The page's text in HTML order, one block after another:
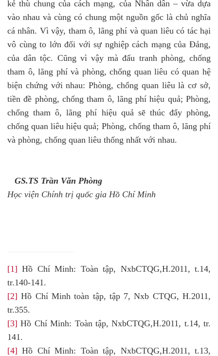
kẻ thù chung của cách mạng, của Nhân dân – vừa dựa
vào nhau và cùng có chung một nguồn gốc là chủ nghĩa
cá nhân. Vì vậy, tham ô, lãng phí và quan liêu có tác hại
vô cùng to lớn đối với sự nghiệp cách mạng của Đảng,
của dân tộc. Cũng vì vậy mà đấu tranh phòng, chống
tham ô, lãng phí và phòng, chống quan liêu có quan hệ
biện chứng với nhau: Phòng, chống quan liêu là cơ sở,
tiền đề phòng, chống tham ô, lãng phí hiệu quả; Phòng,
chống tham ô, lãng phí hiệu quả sẽ thúc đẩy phòng,
chống quan liêu hiệu quả; Phòng, chống tham ô, lãng phí
và phòng, chống quan liêu thống nhất với nhau.
GS.TS Trần Văn Phòng
Học viện Chính trị quốc gia Hồ Chí Minh
[1] Hồ Chí Minh: Toàn tập, NxbCTQG,H.2011, t.14,
tr.140-141.
[2] Hồ Chí Minh toàn tập, tập 7, Nxb CTQG, H.2011,
tr.355.
[3] Hồ Chí Minh: Toàn tập, NxbCTQG,H.2011, t.14, tr.
141.
[4] Hồ Chí Minh: Toàn tập, NxbCTQG,H.2011, t.13,